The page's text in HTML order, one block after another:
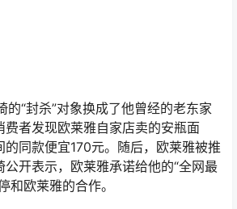
的“封杀”对象换成了他曾经的老东家
费者发现欧莱雅自家店卖的安瓶面
的同款便宜170元。随后，欧莱雅被推
公开表示，欧莱雅承诺给他的“全网最
和欧莱雅的合作。